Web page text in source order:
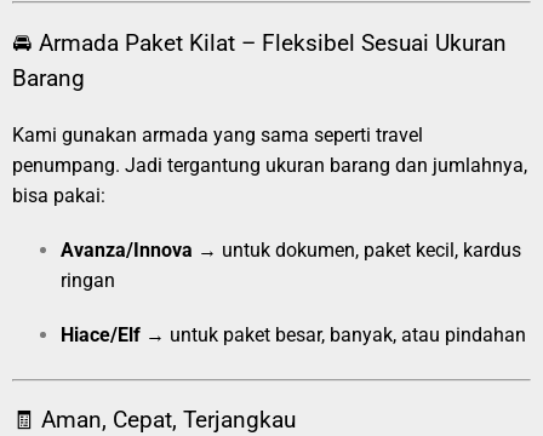
🚘 Armada Paket Kilat – Fleksibel Sesuai Ukuran
Barang
Kami gunakan armada yang sama seperti travel
penumpang. Jadi tergantung ukuran barang dan jumlahnya,
bisa pakai:
Avanza/Innova → untuk dokumen, paket kecil, kardus
ringan
Hiace/Elf → untuk paket besar, banyak, atau pindahan
🧾 Aman, Cepat, Terjangkau